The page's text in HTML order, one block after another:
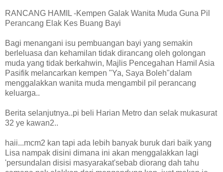
RANCANG HAMIL -Kempen Galak Wanita Muda Guna Pil
Perancang Elak Kes Buang Bayi
Bagi menangani isu pembuangan bayi yang semakin
berleluasa dan kehamilan tidak dirancang oleh golongan
muda yang tidak berkahwin, Majlis Pencegahan Hamil Asia
Pasifik melancarkan kempen "Ya, Saya Boleh"dalam
menggalakkan wanita muda mengambil pil perancang
keluarga..
Berita selanjutnya..pi beli Harian Metro dan selak mukasurat
32 ye kawan2..
haii...mcm2 kan tapi ada lebih banyak buruk dari baik yang
Lisa nampak disini dimana ini akan menggalakkan lagi
'persundalan disisi masyarakat'sebab diorang dah tahu